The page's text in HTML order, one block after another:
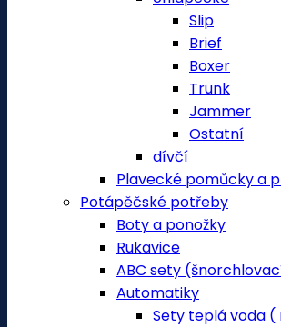
Slip
Brief
Boxer
Trunk
Jammer
Ostatní
dívčí
Plavecké pomůcky a
Potápěčské potřeby
Boty a ponožky
Rukavice
ABC sety
Automatiky
Sety teplá voda (